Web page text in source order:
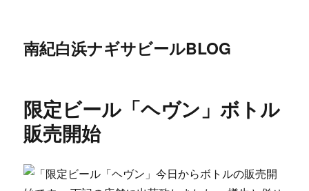
南紀白浜ナギサビールBLOG
限定ビール「ヘヴン」ボトル
販売開始